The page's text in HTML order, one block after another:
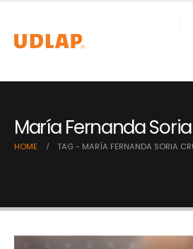
María Fernanda
HOME TAG - MARÍA FERNANDA SORIA